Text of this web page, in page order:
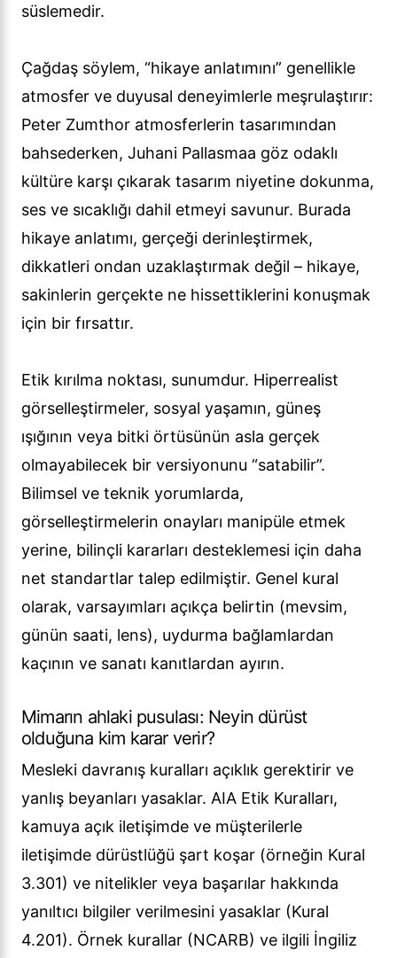
süslemedir.
Çağdaş söylem, “hikaye anlatımını” genellikle
atmosfer ve duyusal deneyimlerle meşrulaştırır:
Peter Zumthor atmosferlerin tasarımından
bahsederken, Juhani Pallasmaa göz odaklı
kültüre karşı çıkarak tasarım niyetine dokunma,
ses ve sıcaklığı dahil etmeyi savunur. Burada
hikaye anlatımı, gerçeği derinleştirmek,
dikkatleri ondan uzaklaştırmak değil – hikaye,
sakinlerin gerçekte ne hissettiklerini konuşmak
için bir fırsattır.
Etik kırılma noktası, sunumdur. Hiperrealist
görselleştirmeler, sosyal yaşamın, güneş
ışığının veya bitki örtüsünün asla gerçek
olmayabilecek bir versiyonunu “satabilir”.
Bilimsel ve teknik yorumlarda,
görselleştirmelerin onayları manipüle etmek
yerine, bilinçli kararları desteklemesi için daha
net standartlar talep edilmiştir. Genel kural
olarak, varsayımları açıkça belirtin (mevsim,
günün saati, lens), uydurma bağlamlardan
kaçının ve sanatı kanıtlardan ayırın.
Mimarın ahlaki pusulası: Neyin dürüst
olduğuna kim karar verir?
Mesleki davranış kuralları açıklık gerektirir ve
yanlış beyanları yasaklar. AIA Etik Kuralları,
kamuya açık iletişimde ve müşterilerle
iletişimde dürüstlüğü şart koşar (örneğin Kural
3.301) ve nitelikler veya başarılar hakkında
yanıltıcı bilgiler verilmesini yasaklar (Kural
4.201). Örnek kurallar (NCARB) ve ilgili İngiliz